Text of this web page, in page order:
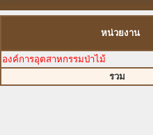
หน่วยงาน
องค์การอุตสาหกรรมป่าไม้
รวม